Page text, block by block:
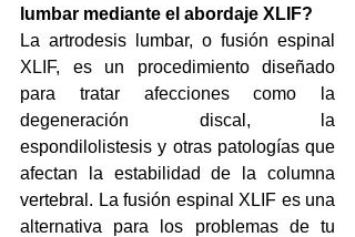
lumbar mediante el abordaje XLIF?
La artrodesis lumbar, o fusión espinal
XLIF, es un procedimiento diseñado
para tratar afecciones como la
degeneración discal, la
espondilolistesis y otras patologías que
afectan la estabilidad de la columna
vertebral. La fusión espinal XLIF es una
alternativa para los problemas de tu